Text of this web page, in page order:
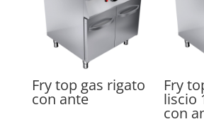
Fry top gas rigato
con ante
Fry
liscio
con